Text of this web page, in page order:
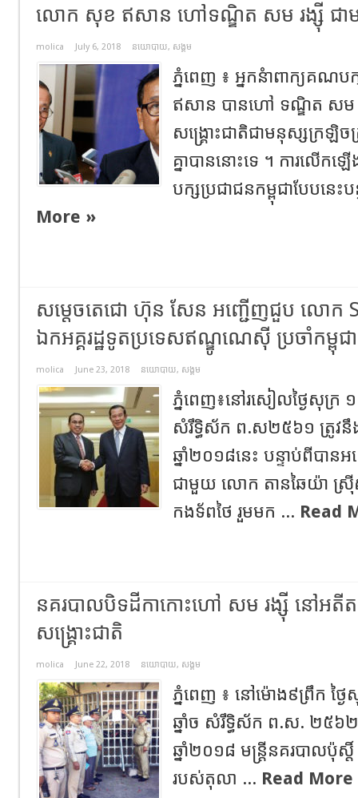
លោក សុខ ឥសាន ហៅទណ្ឌិត សម រង្ស៊ី ជា
molica July 6, 2018 នយោបាយ, សង្គម
ភ្នំពេញ ៖ អ្នកនំាពាក្យគណ
ឥសាន បានហៅ ទណ្ឌិត សម
សង្គ្រោះជាតិជាមនុស្សក្រ
គ្នាបាននោះទេ ។ ការលើក
បក្សប្រជាជនកម្ពុជាបែបនេ
More »
សម្តេចតេជោ ហ៊ុន សែន អញ្ជើញជួប លោក
ឯកអគ្គរដ្ឋទូតប្រទេសឥណ្ឌូណេស៊ី ប្រចាំកម្ពុជា
molica June 23, 2018 នយោបាយ, សង្គម
ភ្នំពេញ៖​នៅរសៀលថ្ងៃសុក្រ
សំរឹទ្ធិស័ក ព.ស២៥៦១ ត្រូវនឹ
ឆ្នាំ២០១៨នេះ បន្ទាប់ពីបានអ
ជាមួយ លោក តានឆៃយ៉ា ស៊្រីសុ
កងទ័ពថៃ រួមមក ... Read
នគរបាលបិទដីកាកោះហៅ សម រង្ស៊ី នៅអតី
សង្គ្រោះជាតិ
molica June 22, 2018 នយោបាយ, សង្គម
ភ្នំពេញ ៖ នៅម៉ោង៩ព្រឹក ថ្ង
ឆ្នាំច សំរឹទ្ធិស័ក ព.ស. ២៥៦២
ឆ្នាំ២០១៨ មន្ដ្រីនគរបាលប៉ុ
របស់តុលា ... Read More